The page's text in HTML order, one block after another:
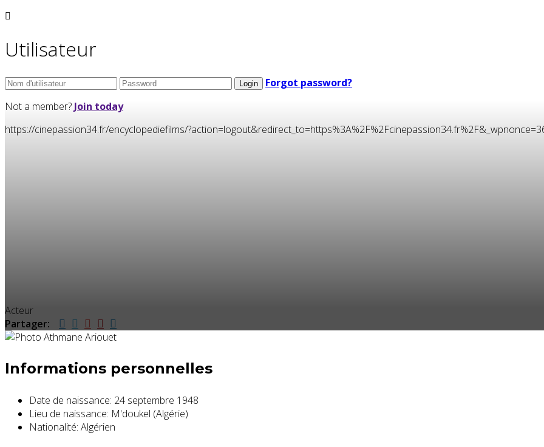
Utilisateur
Forgot password?
Not a member? Join today
https://cinepassion34.fr/encyclopediefilms/
Acteur
Partager:
Informations personnelles
Date de naissance: 24 septembre 1948
Lieu de naissance: M'doukel (Algérie)
Nationalité: Algérien